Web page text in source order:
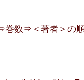
数⇒＜著者＞の順